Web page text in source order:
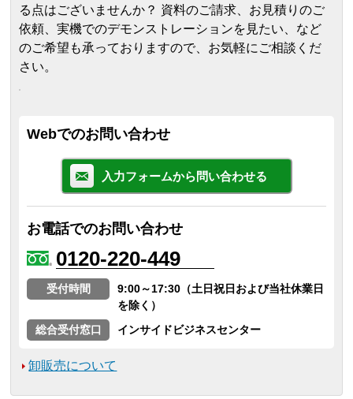
る点はございませんか？ 資料のご請求、お見積りのご
依頼、実機でのデモンストレーションを見たい、など
のご希望も承っておりますので、お気軽にご相談くだ
さい。
Webでのお問い合わせ
入力フォームから問い合わせる
お電話でのお問い合わせ
0120-220-449
受付時間
9:00～17:30（土日祝日および当社休業日
を除く）
総合受付窓口
インサイドビジネスセンター
卸販売について